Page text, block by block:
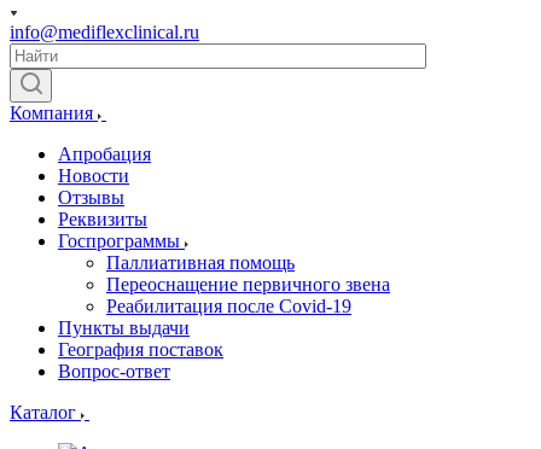
info@mediflexclinical.ru
Компания
Апробация
Новости
Отзывы
Реквизиты
Госпрограммы
Паллиативная помощь
Переоснащение первичного звена
Реабилитация после Covid-19
Пункты выдачи
География поставок
Вопрос-ответ
Каталог